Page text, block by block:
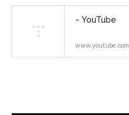
- YouTube
www.youtube.com